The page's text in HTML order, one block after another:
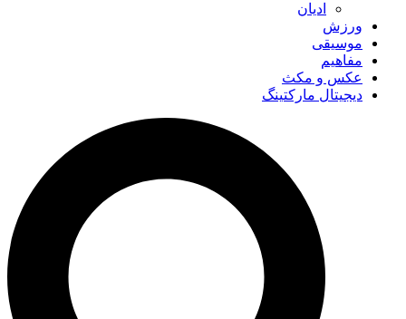
ادیان
ورزش
موسیقی
مفاهیم
عکس و مکث
دیجیتال مارکتینگ